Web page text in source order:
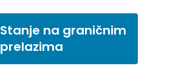
Stanje na graničnim
prelazima